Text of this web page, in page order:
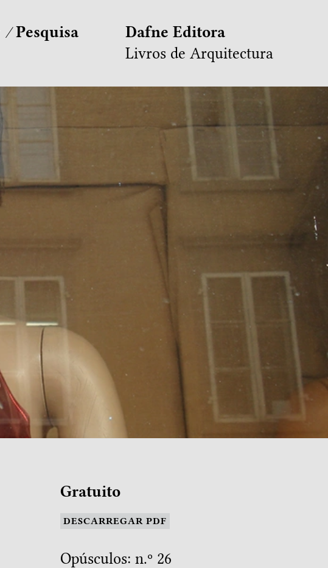
Dafne Editora
Livros de Arquitectura
Pesquisa
Gratuito
DESCARREGAR PDF
Opúsculos: n.º 26